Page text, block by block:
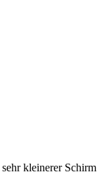
kleinerer